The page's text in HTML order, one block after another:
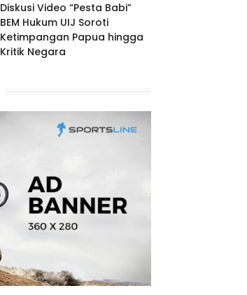
Diskusi Video “Pesta Babi”
BEM Hukum UIJ Soroti
Ketimpangan Papua hingga
Kritik Negara